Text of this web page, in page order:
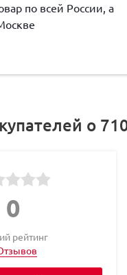
по всей России, а
о
0
рейтинг